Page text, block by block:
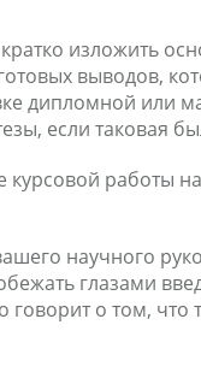
кратко изложить
выводов,
дипломной или
если таковая
курсовой работы
научного
глазами
говорит о том,